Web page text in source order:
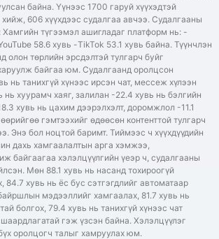
байна. Үүнээс 1700 гаруй хүүхэдтэй
606 хүүхдээс судалгаа авчээ. Судалгааны
Хамгийн түгээмэл ашигладаг платформ нь: -
58.6 хувь -TikTok 53.1 хувь байна. Түүнчлэн
олон төрлийн эрсдэлтэй тулгарч буйг
байгаа юм. Судалгаанд оролцсон
нь танихгүй хүнээс ирсэн чат, мессеж хүлээн
нь хуурамч хаяг, залилан -22.4 хувь нь бэлгийн
хувь нь цахим дээрэлхэлт, доромжлол -11.1
гэмтээхийг өдөөсөн контенттой тулгарч
Энэ бол ноцтой баримт. Тиймээс ч хүүхдүүдийн
дахь хамгаалалтын арга хэмжээ,
байгаагаа хэлэлцүүлгийн үеэр ч, судалгааны
Мөн 88.1 хувь нь насанд тохироогүй
84.7 хувь нь ёс бус сэтгэгдлийг автоматаар
мэдээллийг хамгаалах, 81.7 хувь нь
болгох, 79.4 хувь нь танихгүй хүнээс чат
гэж үзсэн байна. Хэлэлцүүлэг
оролцогч талыг хамруулах юм.